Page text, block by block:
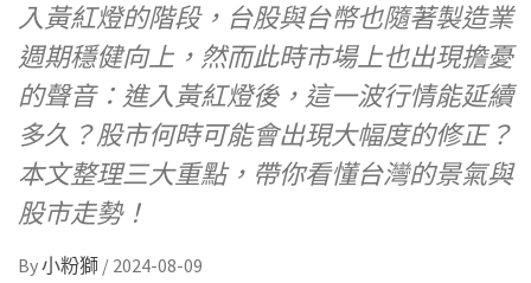
入黃紅燈的階段，台股與台幣也隨著製造業
週期穩健向上，然而此時市場上也出現擔憂
的聲音：進入黃紅燈後，這一波行情能延續
多久？股市何時可能會出現大幅度的修正？
本文整理三大重點，帶你看懂台灣的景氣與
股市走勢！
By小粉獅 / 2024-08-09